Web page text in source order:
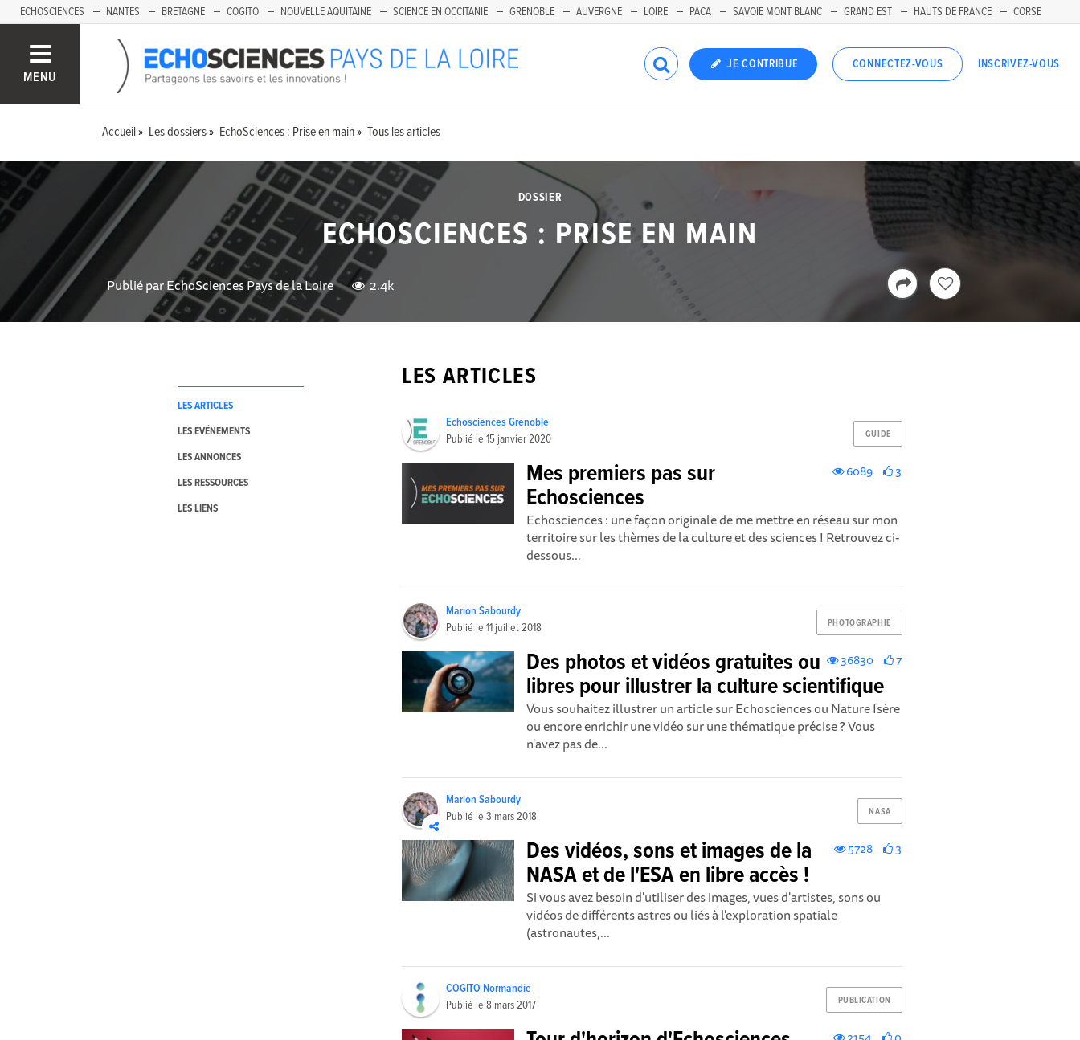
ECHOSCIENCES NANTES BRETAGNE COGITO NOUVELLE AQUITAINE SCIENCE EN OCCITANIE GRENOBLE AUVERGNE LOIRE PACA SAVOIE MONT BLANC GRAND EST HAUTS DE FRANCE CORSE
MENU
JE CONTRIBUE CONNECTEZ-VOUS INSCRIVEZ-VOUS
Accueil Les dossiers EchoSciences : Prise en main Tous les articles
DOSSIER
ECHOSCIENCES : PRISE EN MAIN
Publié parEchoSciences Pays de la Loire 2.4k
LES ARTICLES
LES ÉVÉNEMENTS
LES ANNONCES
LES RESSOURCES
LES LIENS
LES ARTICLES
GUIDE
Echosciences Grenoble
Publié le15 janvier 2020
6089 3
Mes premiers pas sur
Echosciences
Echosciences : une façon originale de me mettre en réseau sur mon
territoire sur les thèmes de la culture et des sciences ! Retrouvez ci-
dessous...
PHOTOGRAPHIE
Marion Sabourdy
Publié le11 juillet 2018
36830 7
Des photos et vidéos gratuites ou
libres pour illustrer la culture scientifique
Vous souhaitez illustrer un article sur Echosciences ou Nature Isère
ou encore enrichir une vidéo sur une thématique précise ? Vous
n'avez pas de...
NASA
Marion Sabourdy
Publié le3 mars 2018
5728 3
Des vidéos, sons et images de la
NASA et de l'ESA en libre accès !
Si vous avez besoin d'utiliser des images, vues d'artistes, sons ou
vidéos de différents astres ou liés à l'exploration spatiale
(astronautes,...
PUBLICATION
COGITO Normandie
Publié le8 mars 2017